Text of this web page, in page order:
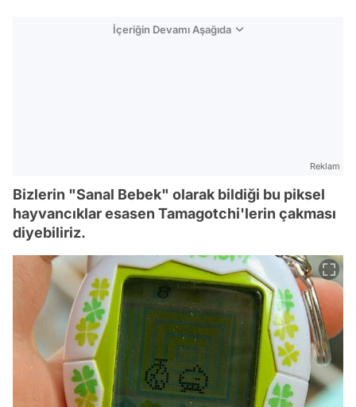
İçeriğin Devamı Aşağıda
Reklam
Bizlerin "Sanal Bebek" olarak bildiği bu piksel
hayvancıklar esasen Tamagotchi'lerin çakması
diyebiliriz.